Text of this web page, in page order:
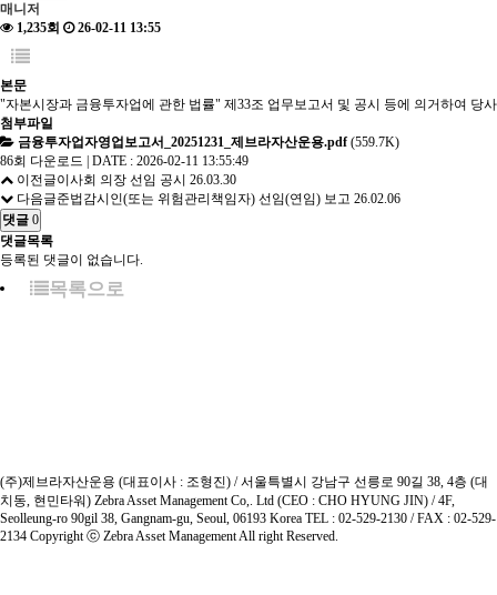
매니저
1,235회
26-02-11 13:55
본문
"자본시장과 금융투자업에 관한 법률" 제33조 업무보고서 및 공시 등에 의거하여 당
첨부파일
금융투자업자영업보고서_20251231_제브라자산운용.pdf(559.7K)
86회 다운로드 | DATE : 2026-02-11 13:55:49
이전글이사회 의장 선임 공시 26.03.30
다음글준법감시인(또는 위험관리책임자) 선임(연임) 보고 26.02.06
댓글 0
댓글목록
등록된 댓글이 없습니다.
목록으로
(주)제브라자산운용 (대표이사 : 조형진) / 서울특별시 강남구 선릉로 90길 38, 4층 (대
치동, 현민타워) Zebra Asset Management Co,. Ltd (CEO : CHO HYUNG JIN) / 4F,
Seolleung-ro 90gil 38, Gangnam-gu, Seoul, 06193 Korea TEL : 02-529-2130 / FAX : 02-529-
2134 Copyright ⓒ Zebra Asset Management All right Reserved.